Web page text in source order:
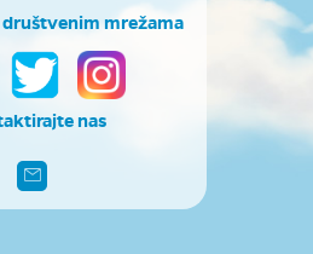
s
zagađivača zraka
za Sarajevo
zagađujućih
društvenim mrežama
nas